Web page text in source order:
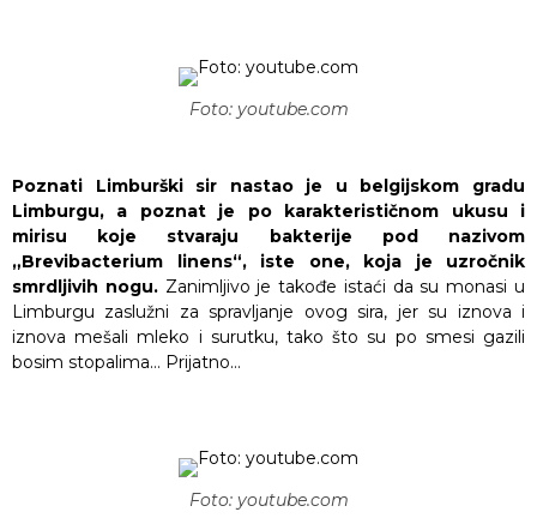
Foto: youtube.com
Poznati Limburški sir nastao je u belgijskom gradu
Limburgu, a poznat je po karakterističnom ukusu i
mirisu koje stvaraju bakterije pod nazivom
„Brevibacterium linens“, iste one, koja je uzročnik
smrdljivih nogu. Zanimljivo je takođe istaći da su monasi u
Limburgu zaslužni za spravljanje ovog sira, jer su iznova i
iznova mešali mleko i surutku, tako što su po smesi gazili
bosim stopalima… Prijatno…
Foto: youtube.com